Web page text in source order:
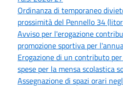
Ordinanza di temporaneo
prossimità del Pennello 34
Avviso per l'erogazione
promozione sportiva per
Erogazione di un contributo
spese per la mensa scolastica
Assegnazione di spazi orari